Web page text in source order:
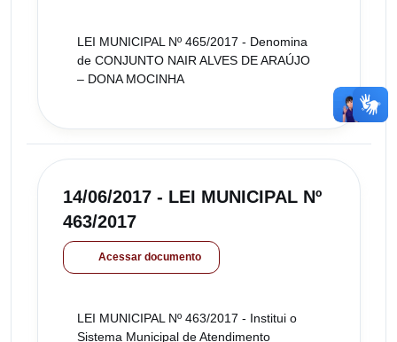
LEI MUNICIPAL Nº 465/2017 - Denomina
de CONJUNTO NAIR ALVES DE ARAÚJO
– DONA MOCINHA
14/06/2017 - LEI MUNICIPAL Nº
463/2017
Acessar documento
LEI MUNICIPAL Nº 463/2017 - Institui o
Sistema Municipal de Atendimento